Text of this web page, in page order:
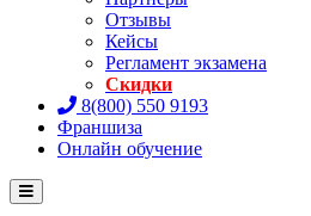
Отзывы
Кейсы
Регламент экзамена
Скидки
8(800) 550 9193
Франшиза
Онлайн обучение
Menu